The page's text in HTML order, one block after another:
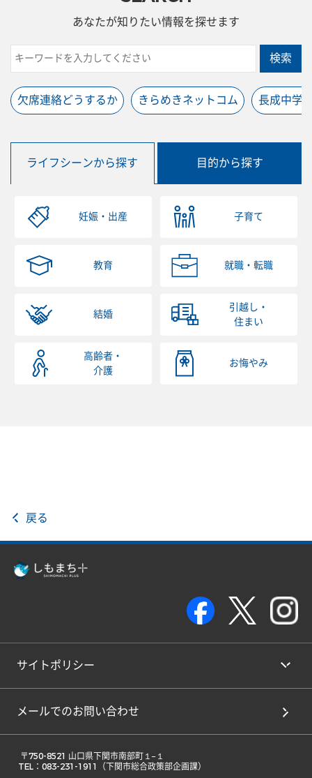
あなたが知りたい情報を探せます
検索
欠席連絡どうするか きらめきネットコム 長成中学
ライフシーンから探す 目的から探す
妊娠・出産 子育て
教育 就職・転職
結婚
引越し・
住まい
高齢者・
介護
お悔やみ
戻る
サイトポリシー
メールでのお問い合わせ
TEL：083-231-1911（下関市総合政策部企画課）